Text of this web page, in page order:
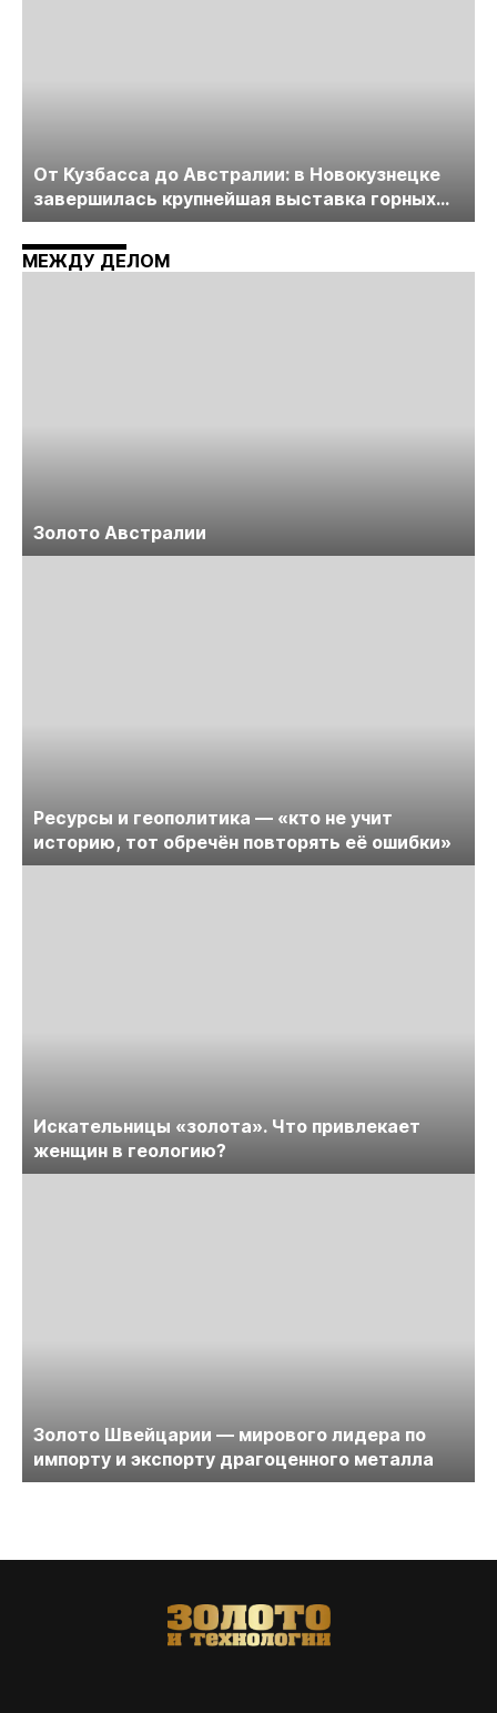
От Кузбасса до Австралии: в Новокузнецке
завершилась крупнейшая выставка горных
технологий «Недра России. Уголь России и
Майнинг»
МЕЖДУ ДЕЛОМ
Золото Австралии
Ресурсы и геополитика — «кто не учит
историю, тот обречён повторять её ошибки»
Искательницы «золота». Что привлекает
женщин в геологию?
Золото Швейцарии — мирового лидера по
импорту и экспорту драгоценного металла